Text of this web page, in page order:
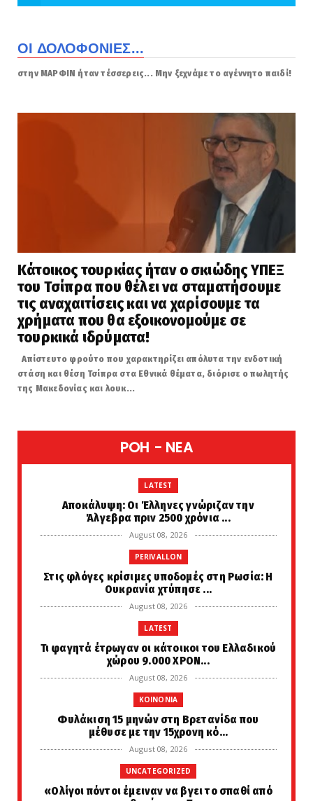
ΟΙ ΔΟΛΟΦΟΝΙΕΣ...
στην ΜΑΡΦΙΝ ήταν τέσσερεις... Μην ξεχνάμε το αγέννητο παιδί!
Κάτοικος τουρκίας ήταν ο σκιώδης ΥΠΕΞ
του Τσίπρα που θέλει να σταματήσουμε
τις αναχαιτίσεις και να χαρίσουμε τα
χρήματα που θα εξοικονομούμε σε
τουρκικά ιδρύματα!
Απίστευτο φρούτο που χαρακτηρίζει απόλυτα την ενδοτική
στάση και θέση Τσίπρα στα Εθνικά θέματα, διόρισε ο πωλητής
της Μακεδονίας και λουκ...
POH - NEA
LATEST
Αποκάλυψη: Οι Έλληνες γνώριζαν την
Άλγεβρα πριν 2500 χρόνια ...
August 08, 2026
PERIVALLON
Στις φλόγες κρίσιμες υποδομές στη Ρωσία: Η
Ουκρανία χτύπησε ...
August 08, 2026
LATEST
Τι φαγητά έτρωγαν οι κάτοικοι του Ελλαδικού
χώρου 9.000 ΧΡΟΝ...
August 08, 2026
KOINONIA
Φυλάκιση 15 μηνών στη Βρετανίδα που
μέθυσε με την 15χρονη κό...
August 08, 2026
UNCATEGORIZED
«Ολίγοι πόντοι έμειναν να βγει το σπαθί από